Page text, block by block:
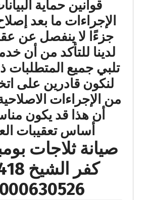
قوانين حماية
الإجراءات ما بعد
جزءًا لا ينفصل عن
لدينا للتأكد من أن
تلبي جميع المتطلبات
لنكون قادرين على
من الإجراءات
أن هذا قد يكون
أساس تعقيبات
صيانة ثلاجات